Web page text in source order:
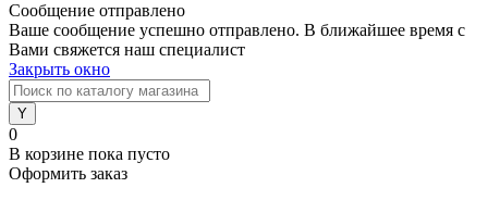
Сообщение отправлено
Ваше сообщение успешно отправлено. В ближайшее время с
Вами свяжется наш специалист
Закрыть окно
0
В корзине пока пусто
Оформить заказ